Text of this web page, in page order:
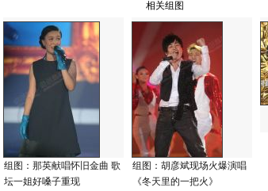
相关组图
组图：那英献唱怀旧金曲 歌
坛一姐好嗓子重现
组图：胡彦斌现场火爆演唱
《冬天里的一把火》